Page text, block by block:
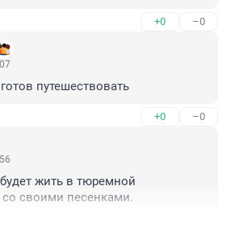
+0 –0
путешествовать
+0 –0
жить в тюремной
со своими песенками.